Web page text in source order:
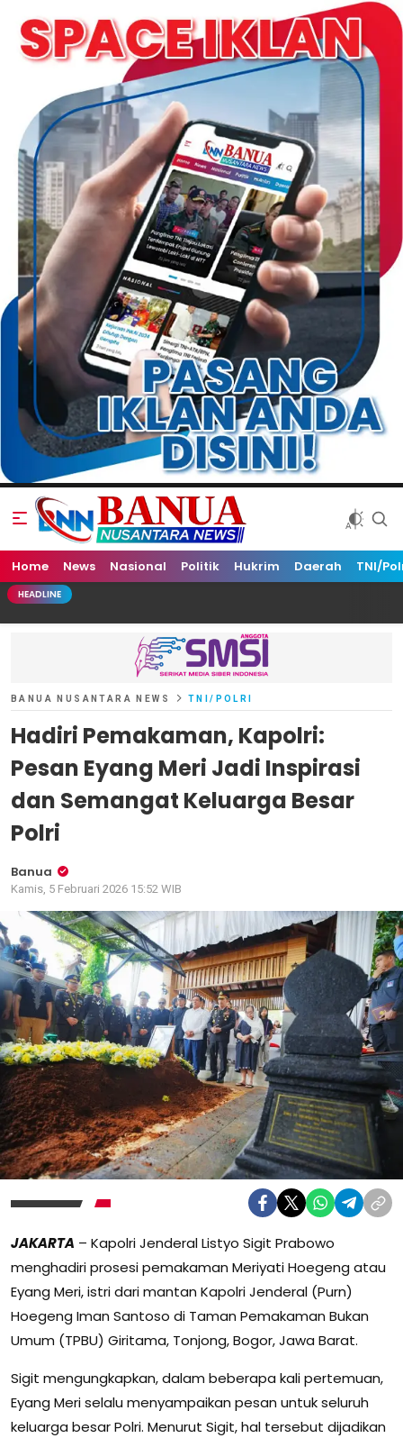
Banua Nusantara News
Home News Nasional Politik Hukrim Daerah TNI/
HEADLINE
BANUA NUSANTARA NEWS TNI/POLRI
Hadiri Pemakaman, Kapolri:
Pesan Eyang Meri Jadi Inspirasi
dan Semangat Keluarga Besar
Polri
Banua
Kamis, 5 Februari 2026 15:52 WIB
JAKARTA – Kapolri Jenderal Listyo Sigit Prabowo
menghadiri prosesi pemakaman Meriyati Hoegeng atau
Eyang Meri, istri dari mantan Kapolri Jenderal (Purn)
Hoegeng Iman Santoso di Taman Pemakaman Bukan
Umum (TPBU) Giritama, Tonjong, Bogor, Jawa Barat.
Sigit mengungkapkan, dalam beberapa kali pertemuan,
Eyang Meri selalu menyampaikan pesan untuk seluruh
keluarga besar Polri. Menurut Sigit, hal tersebut dijadikan